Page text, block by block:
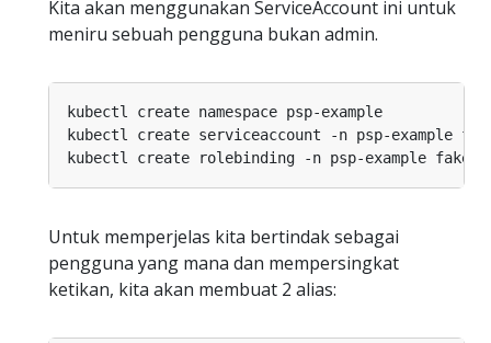
Kita akan menggunakan ServiceAccount ini untuk
meniru sebuah pengguna bukan admin.
kubectl create rolebinding -n psp-example
Untuk memperjelas kita bertindak sebagai
pengguna yang mana dan mempersingkat
ketikan, kita akan membuat 2 alias: